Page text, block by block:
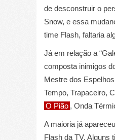
de desconstruir o
Snow, e essa
time Flash, faltaria
Já em relação a
composta inimigos
Mestre dos
Tempo, Trapaceiro,
O Pião , Onda
A maioria já
Flash da TV. Alguns